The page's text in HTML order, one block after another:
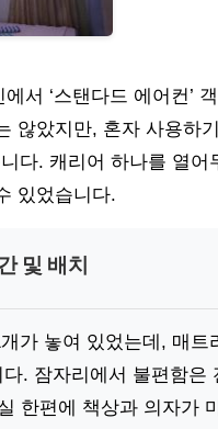
서 ‘스탠다드 에어컨’
않았지만, 혼자 사용하
다. 캐리어 하나를 열어
있었습니다.
및 배치
가 놓여 있었는데, 매트
다. 잠자리에서 불편함은
한편에 책상과 의자가